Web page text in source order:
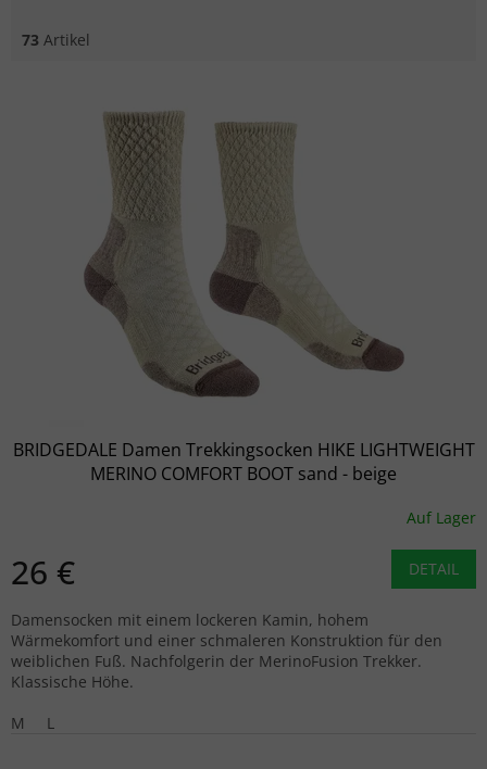
73 Artikel
BRIDGEDALE Damen Trekkingsocken HIKE LIGHTWEIGHT
MERINO COMFORT BOOT sand - beige
Auf Lager
26 € DETAIL
Damensocken mit einem lockeren Kamin, hohem
Wärmekomfort und einer schmaleren Konstruktion für den
weiblichen Fuß. Nachfolgerin der MerinoFusion Trekker.
Klassische Höhe.
M
L